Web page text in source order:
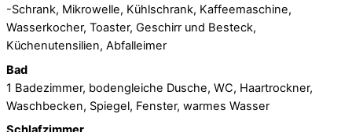
-Schrank, Mikrowelle, Kühlschrank, Kaffeemaschine,
Wasserkocher, Toaster, Geschirr und Besteck,
Küchenutensilien, Abfalleimer
Bad
1 Badezimmer, bodengleiche Dusche, WC, Haartrockner,
Waschbecken, Spiegel, Fenster, warmes Wasser